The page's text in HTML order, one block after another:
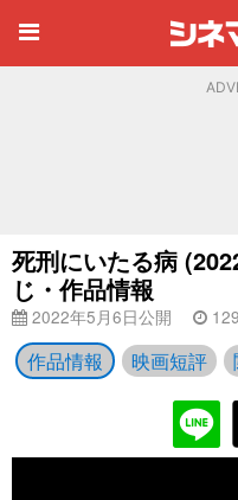
死刑にいたる病
じ・作品情報
2022年5月6日公開
作品情報 映画短評